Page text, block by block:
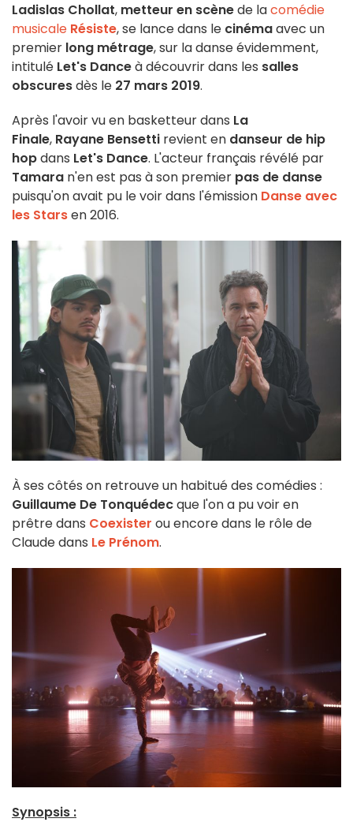
Ladislas Chollat, metteur en scènede lacomédie
musicale Résiste, se lance dans le cinémaavec un
premier long métrage, sur la danse évidemment,
intitulé Let's Danceà découvrir dans les salles
obscuresdès le 27 mars 2019.
Après l'avoir vu en basketteur dans La
Finale, Rayane Bensetti revient en danseur de hip
hopdans Let's Dance. L'acteur français révélé par
Tamara n'en est pas à son premier pas de danse
puisqu'on avait pu le voir dans l'émission Danse avec
les Starsen 2016.
À ses côtés on retrouve un habitué des comédies :
Guillaume De Tonquédecque l'on a pu voir en
prêtre dans Coexister ou encore dans le rôle de
Claude dans Le Prénom.
Synopsis :